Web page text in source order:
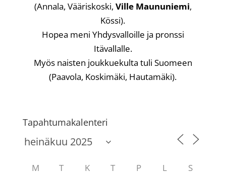
(Annala, Vääriskoski, Ville Maununiemi,
Kössi).
Hopea meni Yhdysvalloille ja pronssi
Itävallalle.
Myös naisten joukkuekulta tuli Suomeen
(Paavola, Koskimäki, Hautamäki).
Tapahtumakalenteri
M T K T P L S